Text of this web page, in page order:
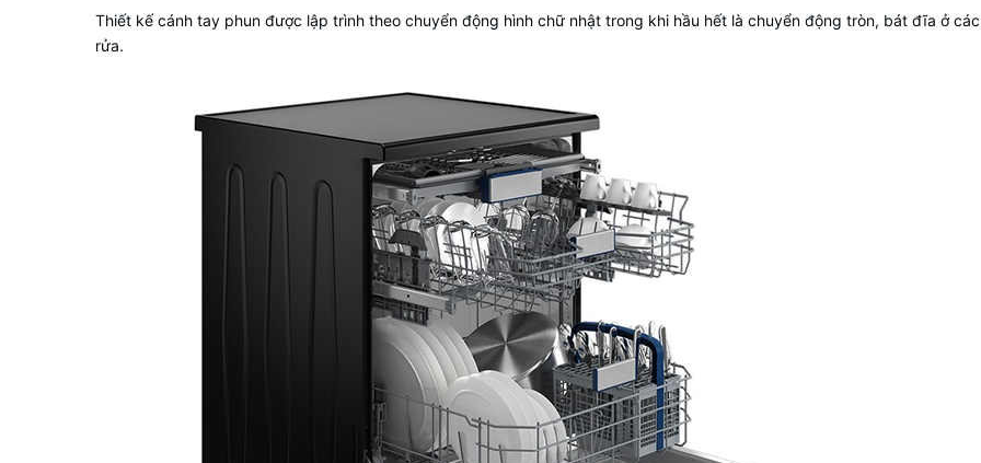
Thiết kế cánh tay phun được lập trình theo chuyển động hình chữ nhật trong khi hầu hết là chuyển động tròn, bát đĩa ở
rửa.